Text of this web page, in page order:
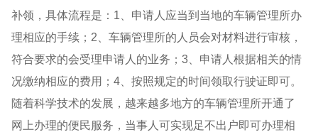
补领，具体流程是：1、申请人应当到当地的车辆管理所办
理相应的手续；2、车辆管理所的人员会对材料进行审核，
符合要求的会受理申请人的业务；3、申请人根据相关的情
况缴纳相应的费用；4、按照规定的时间领取行驶证即可。
随着科学技术的发展，越来越多地方的车辆管理所开通了
网上办理的便民服务，当事人可实现足不出户即可办理相